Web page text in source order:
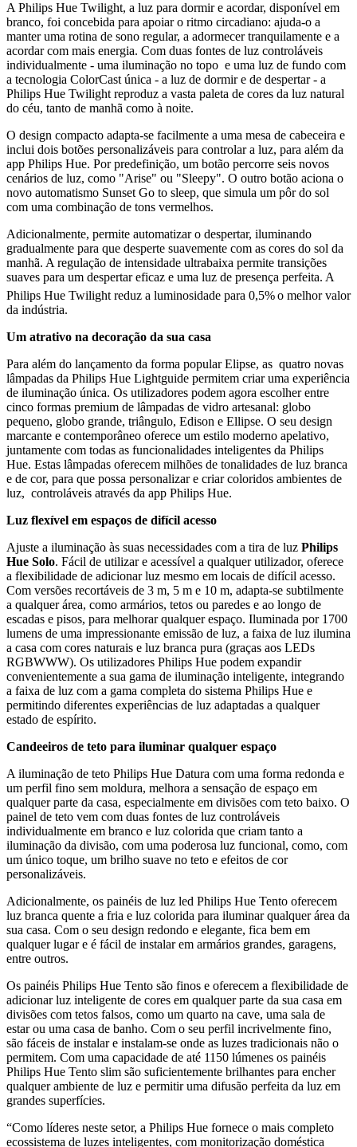
A Philips Hue Twilight, a luz para dormir e acordar, disponível em
branco, foi concebida para apoiar o ritmo circadiano: ajuda-o a
manter uma rotina de sono regular, a adormecer tranquilamente e a
acordar com mais energia. Com duas fontes de luz controláveis
individualmente - uma iluminação no topo e uma luz de fundo com
a tecnologia ColorCast única - a luz de dormir e de despertar - a
Philips Hue Twilight reproduz a vasta paleta de cores da luz natural
do céu, tanto de manhã como à noite.
O design compacto adapta-se facilmente a uma mesa de cabeceira e
inclui dois botões personalizáveis para controlar a luz, para além da
app Philips Hue. Por predefinição, um botão percorre seis novos
cenários de luz, como "Arise" ou "Sleepy". O outro botão aciona o
novo automatismo Sunset Go to sleep, que simula um pôr do sol
com uma combinação de tons vermelhos.
Adicionalmente, permite automatizar o despertar, iluminando
gradualmente para que desperte suavemente com as cores do sol da
manhã. A regulação de intensidade ultrabaixa permite transições
suaves para um despertar eficaz e uma luz de presença perfeita. A
Philips Hue Twilight reduz a luminosidade para 0,5%o melhor valor
da indústria.
Um atrativo na decoração da sua casa
Para além do lançamento da forma popular Elipse, as quatro novas
lâmpadas da Philips Hue Lightguide permitem criar uma experiência
de iluminação única. Os utilizadores podem agora escolher entre
cinco formas premium de lâmpadas de vidro artesanal: globo
pequeno, globo grande, triângulo, Edison e Ellipse. O seu design
marcante e contemporâneo oferece um estilo moderno apelativo,
juntamente com todas as funcionalidades inteligentes da Philips
Hue. Estas lâmpadas oferecem milhões de tonalidades de luz branca
e de cor, para que possa personalizar e criar coloridos ambientes de
luz, controláveis através da app Philips Hue.
Luz flexível em espaços de difícil acesso
Ajuste a iluminação às suas necessidades com a tira de luz Philips
Hue Solo. Fácil de utilizar e acessível a qualquer utilizador, oferece
a flexibilidade de adicionar luz mesmo em locais de difícil acesso.
Com versões recortáveis de 3 m, 5 m e 10 m, adapta-se subtilmente
a qualquer área, como armários, tetos ou paredes e ao longo de
escadas e pisos, para melhorar qualquer espaço. Iluminada por 1700
lumens de uma impressionante emissão de luz, a faixa de luz ilumina
a casa com cores naturais e luz branca pura (graças aos LEDs
RGBWWW). Os utilizadores Philips Hue podem expandir
convenientemente a sua gama de iluminação inteligente, integrando
a faixa de luz com a gama completa do sistema Philips Hue e
permitindo diferentes experiências de luz adaptadas a qualquer
estado de espírito.
Candeeiros de teto para iluminar qualquer espaço
A iluminação de teto Philips Hue Datura com uma forma redonda e
um perfil fino sem moldura, melhora a sensação de espaço em
qualquer parte da casa, especialmente em divisões com teto baixo. O
painel de teto vem com duas fontes de luz controláveis
individualmente em branco e luz colorida que criam tanto a
iluminação da divisão, com uma poderosa luz funcional, como, com
um único toque, um brilho suave no teto e efeitos de cor
personalizáveis.
Adicionalmente, os painéis de luz led Philips Hue Tento oferecem
luz branca quente a fria e luz colorida para iluminar qualquer área da
sua casa. Com o seu design redondo e elegante, fica bem em
qualquer lugar e é fácil de instalar em armários grandes, garagens,
entre outros.
Os painéis Philips Hue Tento são finos e oferecem a flexibilidade de
adicionar luz inteligente de cores em qualquer parte da sua casa em
divisões com tetos falsos, como um quarto na cave, uma sala de
estar ou uma casa de banho. Com o seu perfil incrivelmente fino,
são fáceis de instalar e instalam-se onde as luzes tradicionais não o
permitem. Com uma capacidade de até 1150 lúmenes os painéis
Philips Hue Tento slim são suficientemente brilhantes para encher
qualquer ambiente de luz e permitir uma difusão perfeita da luz em
grandes superfícies.
“Como líderes neste setor, a Philips Hue fornece o mais completo
ecossistema de luzes inteligentes, com monitorização doméstica